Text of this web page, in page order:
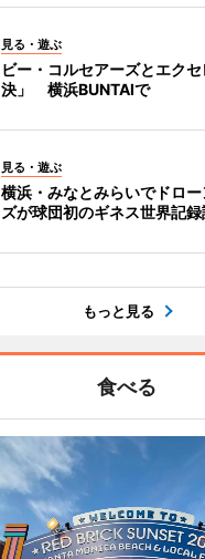
見る・遊ぶ
ビー・コルセアーズとエク
決」 横浜BUNTAIで
見る・遊ぶ
横浜・みなとみらいでドロ
ズが球団初のギネス世界記録
もっと見る
食べる